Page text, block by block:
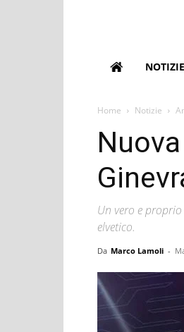
NOTIZIE
Home Notizie
Un vero e
elvetico.
Da Marco Lamoli -